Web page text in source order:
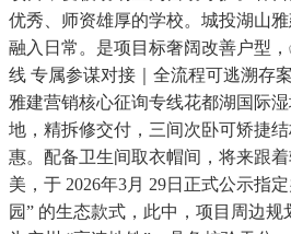
优秀、师资雄厚的学校。城投湖山
融入日常。是项目标奢阔改善户型
线 专属参谋对接｜全流程可逃溯存
雅建营销核心征询专线花都湖国际
地，精拆修交付，三间次卧可矫捷
惠。配备卫生间取衣帽间，将来跟
美，于 2026年3月 29日正式公示指
园” 的生态款式，此中，项目周边规